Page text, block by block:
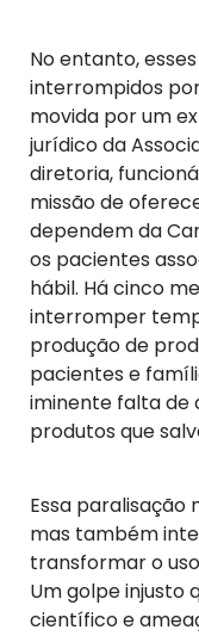
No entanto,
interrompidos
movida por um
jurídico da
diretoria,
missão de
dependem da
os pacientes
hábil. Há cinco
interromper
produção de
pacientes e
iminente falta de
produtos que
Essa paralisação
mas também
transformar o
Um golpe injusto
científico e